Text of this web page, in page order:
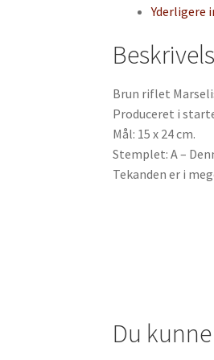
Yderligere
Brun riflet
Produceret i
Mål: 15 x 24 cm.
Stemplet: A –
Tekanden er i
Du